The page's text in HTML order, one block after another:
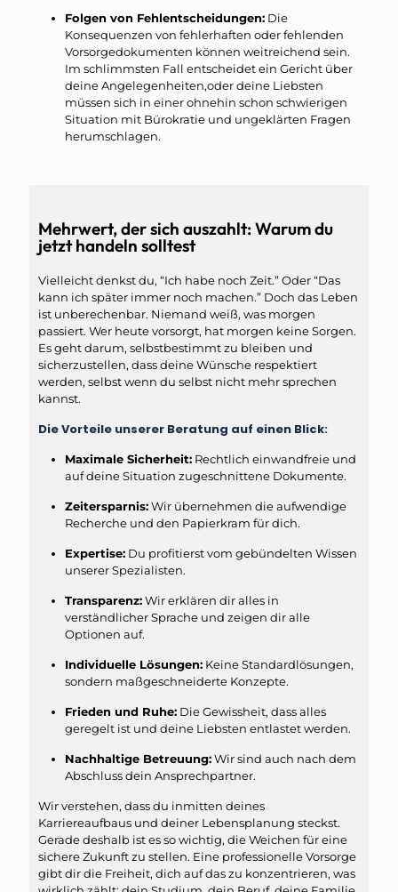
Folgen von Fehlentscheidungen: Die
Konsequenzen von fehlerhaften oder fehlenden
Vorsorgedokumenten können weitreichend sein.
Im schlimmsten Fall entscheidet ein Gericht über
deine Angelegenheiten,oder deine Liebsten
müssen sich in einer ohnehin schon schwierigen
Situation mit Bürokratie und ungeklärten Fragen
herumschlagen.
Mehrwert, der sich auszahlt: Warum du
jetzt handeln solltest
Vielleicht denkst du, “Ich habe noch Zeit.” Oder “Das
kann ich später immer noch machen.” Doch das Leben
ist unberechenbar. Niemand weiß, was morgen
passiert. Wer heute vorsorgt, hat morgen keine Sorgen.
Es geht darum, selbstbestimmt zu bleiben und
sicherzustellen, dass deine Wünsche respektiert
werden, selbst wenn du selbst nicht mehr sprechen
kannst.
Die Vorteile unserer Beratung auf einen Blick:
Maximale Sicherheit: Rechtlich einwandfreie und
auf deine Situation zugeschnittene Dokumente.
Zeitersparnis:Wir übernehmen die aufwendige
Recherche und den Papierkram für dich.
Expertise: Du profitierst vom gebündelten Wissen
unserer Spezialisten.
Transparenz:Wir erklären dir alles in
verständlicher Sprache und zeigen dir alle
Optionen auf.
Individuelle Lösungen: Keine Standardlösungen,
sondern maßgeschneiderte Konzepte.
Frieden und Ruhe: Die Gewissheit, dass alles
geregelt ist und deine Liebsten entlastet werden.
Nachhaltige Betreuung:Wir sind auch nach dem
Abschluss dein Ansprechpartner.
Wir verstehen, dass du inmitten deines
Karriereaufbaus und deiner Lebensplanung steckst.
Gerade deshalb ist es so wichtig, die Weichen für eine
sichere Zukunft zu stellen. Eine professionelle Vorsorge
gibt dir die Freiheit, dich auf das zu konzentrieren, was